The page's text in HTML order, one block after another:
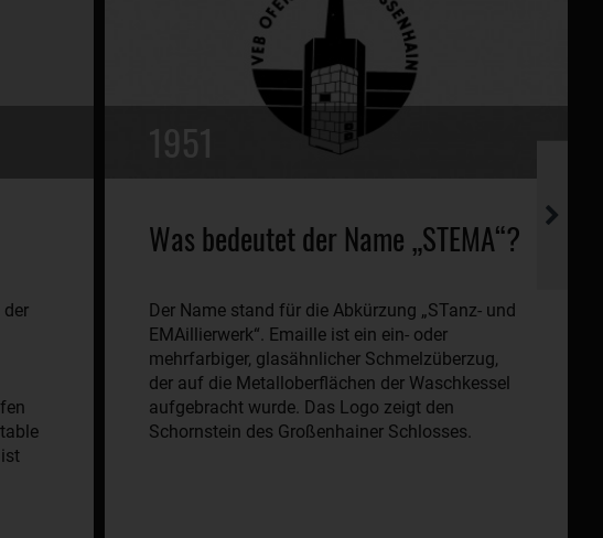
Was bedeutet der Name „STEMA“?
Der Name stand für die Abkürzung „STanz- und
EMAillierwerk“. Emaille ist ein ein- oder
mehrfarbiger, glasähnlicher Schmelzüberzug,
der auf die Metalloberflächen der Waschkessel
aufgebracht wurde. Das Logo zeigt den
Schornstein des Großenhainer Schlosses.